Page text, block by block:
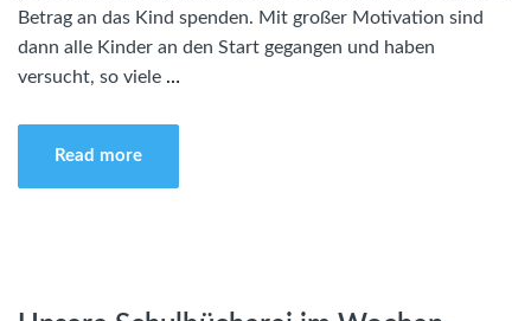
Betrag an das Kind spenden. Mit großer Motivation sind
dann alle Kinder an den Start gegangen und haben
versucht, so viele …
Read more